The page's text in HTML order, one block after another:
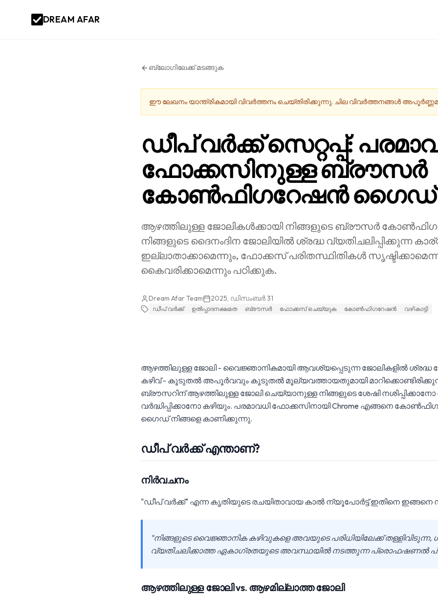
DREAM AFAR
ബ്ലോഗിലേക്ക് മടങ്ങുക
ഈ ലേഖനം യാന്ത്രികമായി വിവർത്തനം ചെയ്തിരിക്കുന്നു. ചില വിവർത്തനങ്ങൾ
ഡീപ് വർക്ക് സെറ്റപ്പ്:
ഫോക്കസിനുള്ള ബ്രൗസർ
കോൺഫിഗറേഷൻ ഗൈഡ്
ആഴത്തിലുള്ള ജോലികൾക്കായി നിങ്ങളുടെ ബ്രൗസർ
നിങ്ങളുടെ ദൈനംദിന ജോലിയിൽ ശ്രദ്ധ വ്യതിചലിപ്പിക്കുന്ന
ഇല്ലാതാക്കാമെന്നും, ഫോക്കസ് പരിതസ്ഥിതികൾ
കൈവരിക്കാമെന്നും പഠിക്കുക.
Dream Afar Team 2025, ഡിസംബർ 31
ഡീപ് വർക്ക് ഉല്‍‌പ്പാദനക്ഷമത ബ്രൗസർ ഫോക്കസ് ചെയ്യുക കോൺഫിഗറേഷൻ വഴികാട്ടി
ആഴത്തിലുള്ള ജോലി - വൈജ്ഞാനികമായി ആവശ്യപ്പെടുന്ന ജോലികളിൽ ശ്രദ്ധ
കഴിവ് - കൂടുതൽ അപൂർവവും കൂടുതൽ മൂല്യവത്തായതുമായി
ബ്രൗസറിന് ആഴത്തിലുള്ള ജോലി ചെയ്യാനുള്ള നിങ്ങളുടെ ശേഷി
വർദ്ധിപ്പിക്കാനോ കഴിയും. പരമാവധി ഫോക്കസിനായി Chrome എങ്ങനെ
ഗൈഡ് നിങ്ങളെ കാണിക്കുന്നു.
ഡീപ് വർക്ക് എന്താണ്?
നിർവചനം
"ഡീപ് വർക്ക്" എന്ന കൃതിയുടെ രചയിതാവായ കാൽ ന്യൂപോർട്ട് ഇതിനെ ഇങ്ങനെ
"നിങ്ങളുടെ വൈജ്ഞാനിക കഴിവുകളെ അവയുടെ പരിധിയിലേക്ക് തള്ളിവിടുന്ന,
വ്യതിചലിക്കാത്ത ഏകാഗ്രതയുടെ അവസ്ഥയിൽ നടത്തുന്ന പ്രൊഫഷണൽ
ആഴത്തിലുള്ള ജോലി vs. ആഴമില്ലാത്ത ജോലി